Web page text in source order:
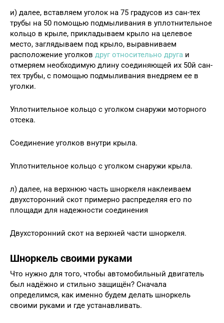
и) далее, вставляем уголок на 75 градусов из сан-тех
трубы на 50 помощью подмыливания в уплотнительное
кольцо в крыле, прикладываем крыло на целевое
место, заглядываем под крыло, выравниваем
расположение уголков друг относительно друга и
отмеряем необходимую длину соединяющей их 50й сан-
тех трубы, с помощью подмыливания внедряем ее в
уголки.
Уплотнительное кольцо с уголком снаружи моторного
отсека.
Соединение уголков внутри крыла.
Уплотнительное кольцо с уголком снаружи крыла.
л) далее, на верхнюю часть шноркеля наклеиваем
двухсторонний скот примерно распределяя его по
площади для надежности соединения
Двухсторонний скот на верхней части шноркеля.
Шноркель своими руками
Что нужно для того, чтобы автомобильный двигатель
был надёжно и стильно защищён? Сначала
определимся, как именно будем делать шноркель
своими руками и где устанавливать.